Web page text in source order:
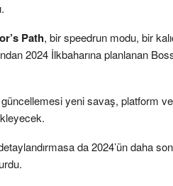
Path, bir speedrun modu, bir
2024 İlkbaharına planlanan
güncellemesi yeni savaş, platform ve
da 2024’ün daha